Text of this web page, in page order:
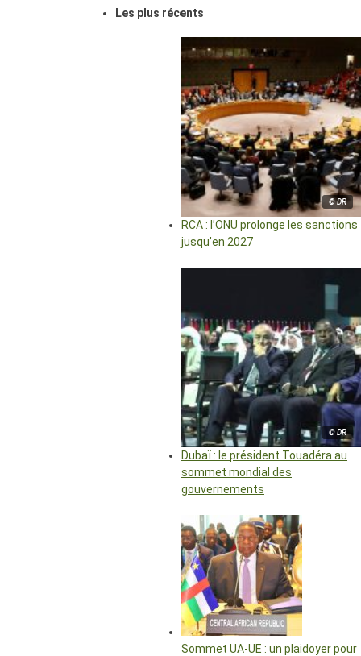
Les plus récents
© DR
RCA : l’ONU prolonge les sanctions
jusqu’en 2027
© DR
Dubaï : le président Touadéra au
sommet mondial des
gouvernements
Sommet UA-UE : un plaidoyer pour